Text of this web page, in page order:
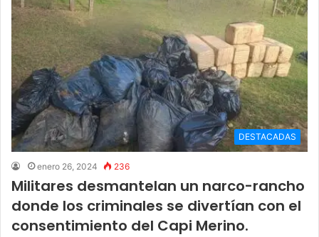
DESTACADAS
enero 26, 2024 236
Militares desmantelan un narco-rancho
donde los criminales se divertían con el
consentimiento del Capi Merino.